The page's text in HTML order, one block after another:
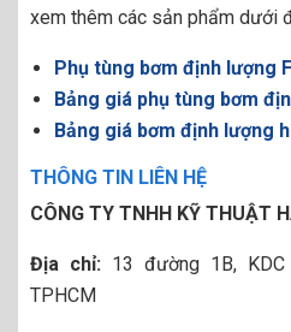
xem thêm các sản phẩm dưới
Phụ tùng bơm định lượng
Bảng giá phụ tùng bơm
Bảng giá bơm định lượng
THÔNG TIN LIÊN HỆ
CÔNG TY TNHH KỸ THUẬT
Địa chỉ:13 đường 1B, KDC
TPHCM